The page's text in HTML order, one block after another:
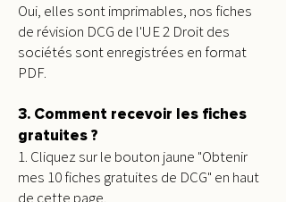
Oui, elles sont imprimables, nos fiches
de révision DCG de l'UE 2 Droit des
sociétés sont enregistrées en format
PDF.
3. Comment recevoir les fiches
gratuites ?
1. Cliquez sur le bouton jaune "Obtenir
mes 10 fiches gratuites de DCG" en haut
de cette page.